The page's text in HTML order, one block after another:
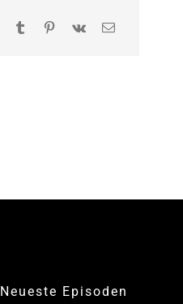
Neueste Episoden